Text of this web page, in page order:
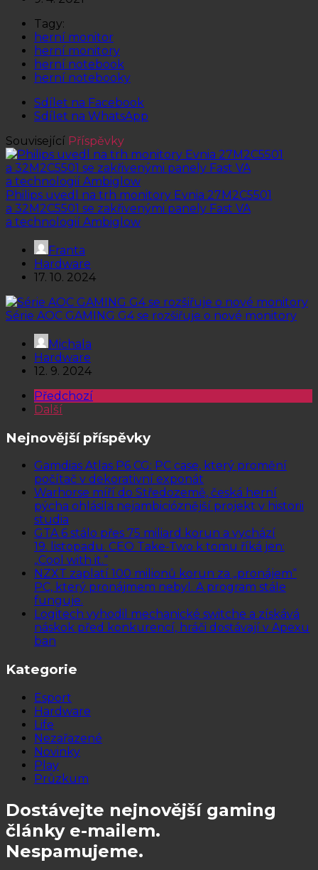
Tagy:
herní monitor
herní monitory
herní notebook
herní notebooky
Sdílet na Facebook
Sdílet na WhatsApp
Související Příspěvky
Philips uvedl na trh monitory Evnia 27M2C5501
a 32M2C5501 se zakřivenými panely Fast VA
a technologií Ambiglow
Franta
Hardware
17. 10. 2024
Série AOC GAMING G4 se rozšiřuje o nové monitory
Michala
Hardware
12. 9. 2024
Předchozí
Další
Nejnovější příspěvky
Gamdias Atlas P6 CG: PC case, který promění
počítač v dekorativní exponát
Warhorse míří do Středozemě, česká herní
pýcha ohlásila nejambicióznější projekt v historii
studia
GTA 6 stálo přes 75 miliard korun a vychází
19. listopadu. CEO Take-Two k tomu říká jen:
„Cool with it.“
NZXT zaplatí 100 milionů korun za „pronájem“
PC, který pronájmem nebyl. A program stále
funguje.
Logitech vyhodil mechanické switche a získává
náskok před konkurencí, hráči dostávají v Apexu
ban
Kategorie
Esport
Hardware
Life
Nezařazené
Novinky
Play
Průzkum
Dostávejte nejnovější gaming
články e-mailem.
Nespamujeme.